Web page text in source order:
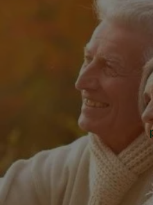
personnes de 65 ans et
auditive. C’est ce qu’on
Voyons de quoi il s’agit
La perte auditive liée à
ou presbyacousie, est une
vieillissant. Il s’agit de la
auditive neurosensorielle,
signifie que les cellules
ou les connexions